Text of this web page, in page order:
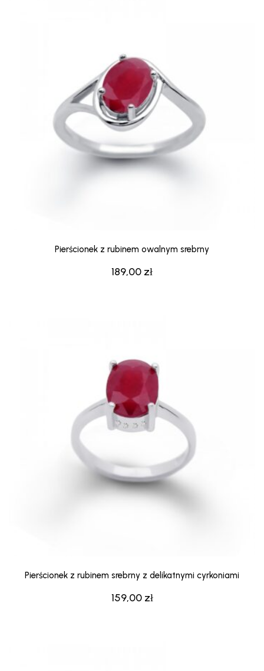
189,00 zł
Pierścionek z rubinem owalnym srebrny
159,00 zł
Pierścionek z rubinem srebrny z delikatnymi cyrkoniami